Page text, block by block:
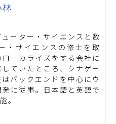
ーター・サイエンスと数
・サイエンスの修士を取
ーカライズをする会社に
ていたところ、シナゲー
バックエンドを中心にウ
に従事。日本語と英語で
。